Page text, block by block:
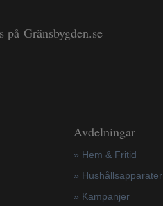
på Gränsbygden.se
att
Avdelningar
» Hem & Fritid
» Hushållsapparater
» Kampanjer